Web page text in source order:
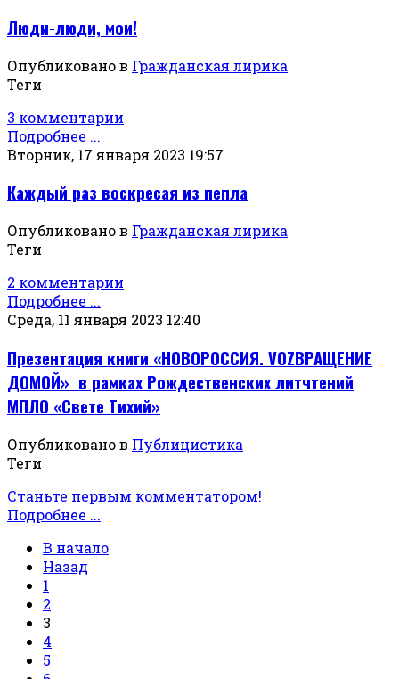
Люди-люди, мои!
Опубликовано в Гражданская лирика
Теги
3 комментарии
Подробнее ...
Вторник, 17 января 2023 19:57
Каждый раз воскресая из пепла
Опубликовано в Гражданская лирика
Теги
2 комментарии
Подробнее ...
Среда, 11 января 2023 12:40
Презентация книги «НОВОРОССИЯ. VOZВРАЩЕНИЕ
ДОМОЙ» в рамках Рождественских литчтений
МПЛО «Свете Тихий»
Опубликовано в Публицистика
Теги
Станьте первым комментатором!
Подробнее ...
В начало
Назад
1
2
3
4
5